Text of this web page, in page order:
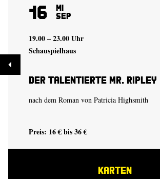
16 Mi
Sep
19.00 – 23.00 Uhr
Schauspielhaus
Der talentierte Mr. Ripley
nach dem Roman von Patricia Highsmith
Preis: 16 € bis 36 €
KARTEN